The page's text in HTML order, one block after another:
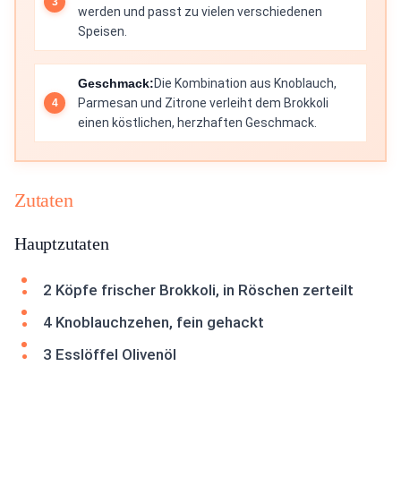
werden und passt zu vielen verschiedenen
Speisen.
Geschmack:Die Kombination aus Knoblauch,
Parmesan und Zitrone verleiht dem Brokkoli
einen köstlichen, herzhaften Geschmack.
Zutaten
Hauptzutaten
2 Köpfe frischer Brokkoli, in Röschen zerteilt
4 Knoblauchzehen, fein gehackt
3 Esslöffel Olivenöl